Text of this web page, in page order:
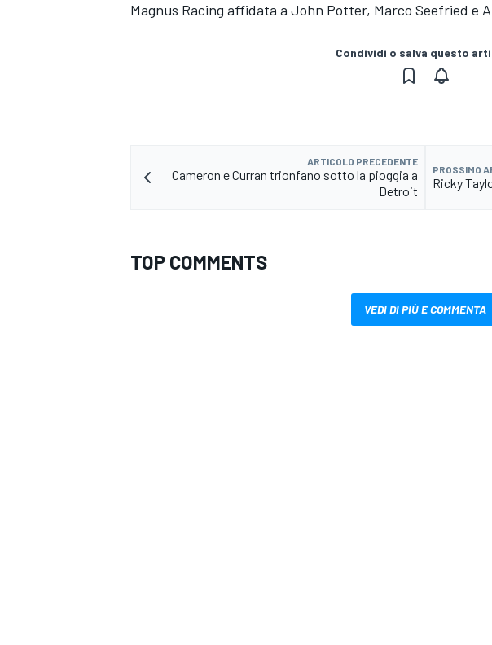
Magnus Racing affidata a John Potter, Marco Seefried e
Condividi o salva questo
ARTICOLO PRECEDENTE
Cameron e Curran trionfano sotto la pioggia a
Detroit
PROSSIMO
Ricky
TOP COMMENTS
VEDI DI PIÙ E COMMENTA